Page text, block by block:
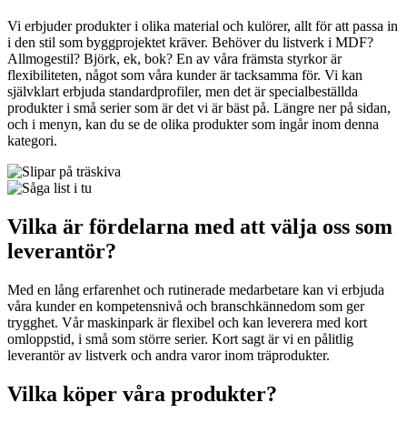
Vi erbjuder produkter i olika material och kulörer, allt för att passa in
i den stil som byggprojektet kräver. Behöver du listverk i MDF?
Allmogestil? Björk, ek, bok? En av våra främsta styrkor är
flexibiliteten, något som våra kunder är tacksamma för. Vi kan
självklart erbjuda standardprofiler, men det är specialbeställda
produkter i små serier som är det vi är bäst på. Längre ner på sidan,
och i menyn, kan du se de olika produkter som ingår inom denna
kategori.
Vilka är fördelarna med att välja oss som
leverantör?
Med en lång erfarenhet och rutinerade medarbetare kan vi erbjuda
våra kunder en kompetensnivå och branschkännedom som ger
trygghet. Vår maskinpark är flexibel och kan leverera med kort
omloppstid, i små som större serier. Kort sagt är vi en pålitlig
leverantör av listverk och andra varor inom träprodukter.
Vilka köper våra produkter?